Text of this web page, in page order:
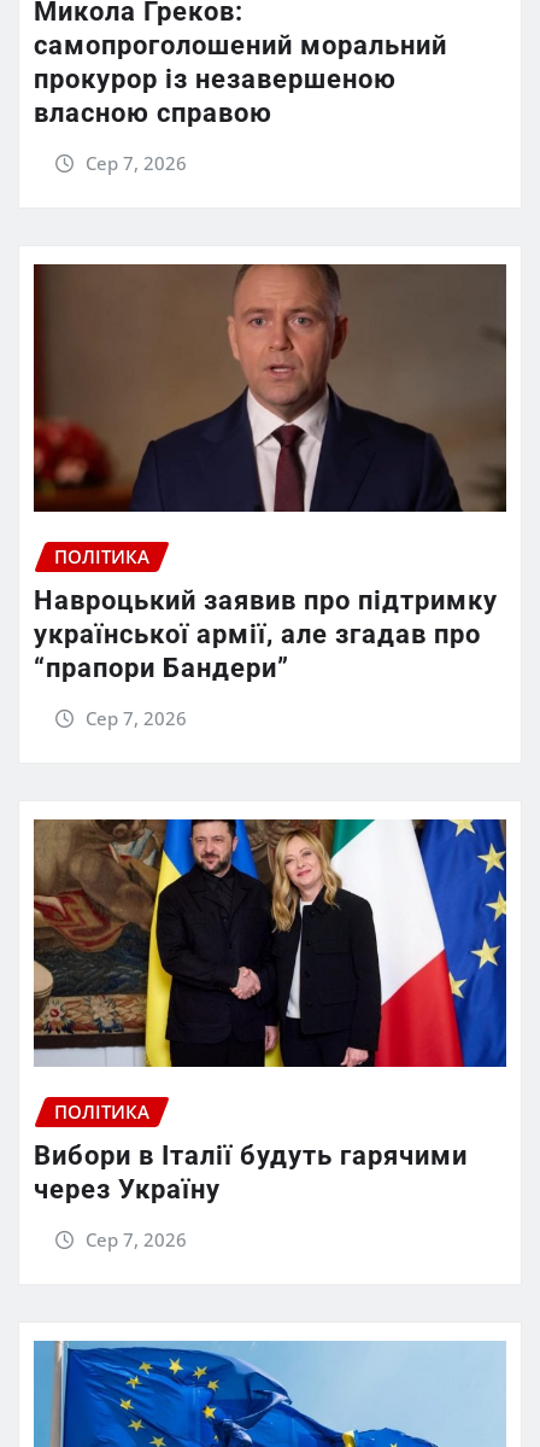
Микола Греков:
самопроголошений моральний
прокурор із незавершеною
власною справою
Сер 7, 2026
ПОЛІТИКА
Навроцький заявив про підтримку
української армії, але згадав про
“прапори Бандери”
Сер 7, 2026
ПОЛІТИКА
Вибори в Італії будуть гарячими
через Україну
Сер 7, 2026